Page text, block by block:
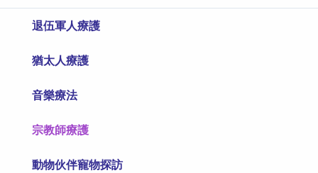
退伍軍人療護
猶太人療護
音樂療法
宗教師療護
動物伙伴寵物探訪